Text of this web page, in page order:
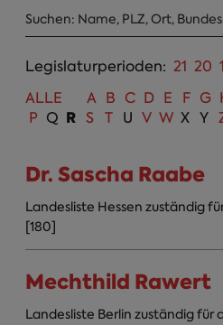
Abgeordneten Suche
Legislaturperioden: 21 20
ALLE
A B C D E F G
P Q R S T U V W X Y
Dr. Sascha Raabe
Landesliste Hessen zuständig
[180]
Mechthild Rawert
Landesliste Berlin zuständig für